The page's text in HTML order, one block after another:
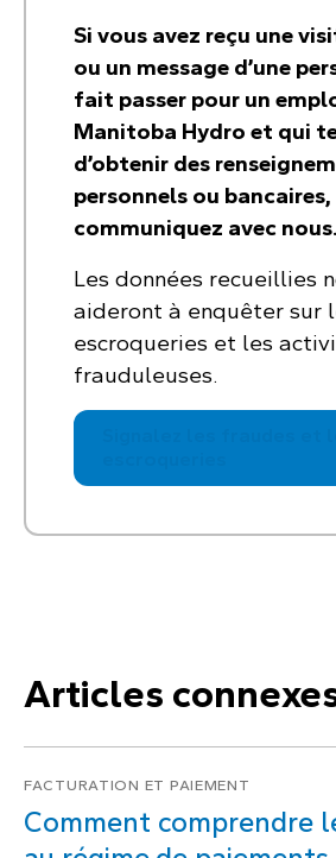
Si vous avez reçu une
ou un message d’une
fait passer pour un
Manitoba Hydro et qui
d’obtenir des
personnels ou bancaires,
communiquez avec nous.
Les données recueillies
aideront à enquêter sur
escroqueries et les
frauduleuses.
Articles
FACTURATION ET PAIEMENT
Comment comprendre